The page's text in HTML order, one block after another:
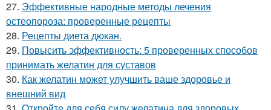
27. Эффективные народные методы лечения
остеопороза: проверенные рецепты
28. Рецепты диета дюкан.
29. Повысить эффективность: 5 проверенных способов
принимать желатин для суставов
30. Как желатин может улучшить ваше здоровье и
внешний вид